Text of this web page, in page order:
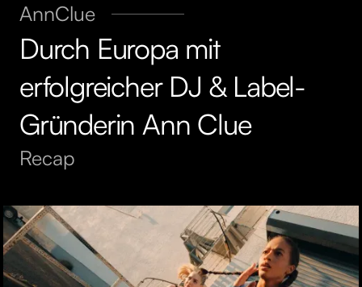
AnnClue
Durch Europa mit
erfolgreicher DJ & Label-
Gründerin Ann Clue
Recap